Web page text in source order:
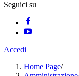
Seguici su
Accedi
Home Page/